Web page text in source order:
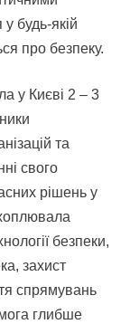
будь-якій
про безпеку.
у Києві 2 – 3
та
свого
рішень у
безпеки,
захист
спрямувань
глибше